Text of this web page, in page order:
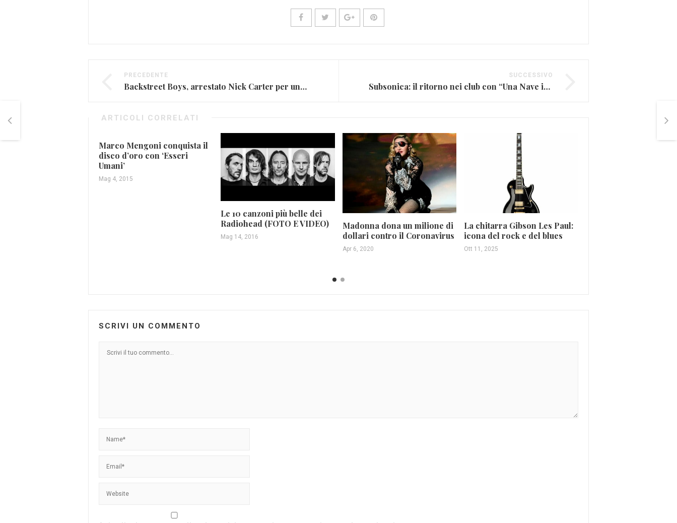
PRECEDENTE
Backstreet Boys, arrestato Nick Carter per una rissa
SUCCESSIVO
Subsonica: il ritorno nei club con “Una Nave in una Foresta” (SCALETTA)
ARTICOLI CORRELATI
Marco Mengoni conquista il
disco d’oro con ‘Esseri
Umani’
Mag 4, 2015
Le 10 canzoni più belle dei
Radiohead (FOTO E VIDEO)
Mag 14, 2016
Madonna dona un milione di
dollari contro il Coronavirus
Apr 6, 2020
La chitarra Gibson Les Paul:
icona del rock e del blues
Ott 11, 2025
SCRIVI UN COMMENTO